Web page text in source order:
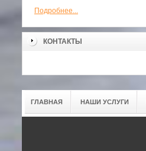
Подробнее...
КОНТАКТЫ
ГЛАВНАЯ НАШИ УСЛУГИ